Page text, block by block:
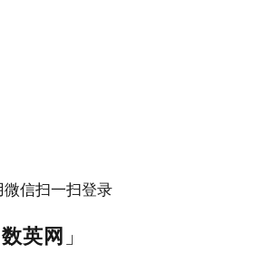
微信扫一扫登录
数英网 」